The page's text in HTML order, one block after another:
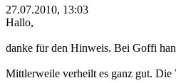
27.07.2010, 13:03
Hallo,
danke für den Hinweis. Bei Goffi
Mittlerweile verheilt es ganz gut. Die